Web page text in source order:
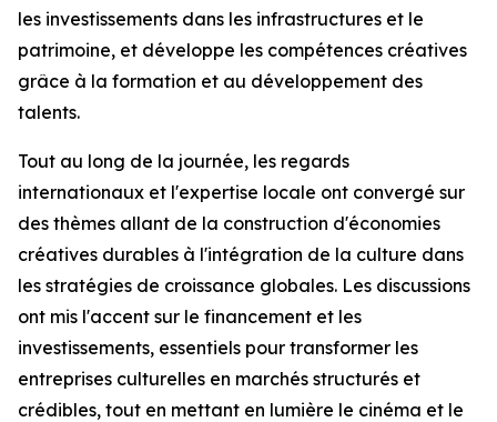
les investissements dans les infrastructures et le
patrimoine, et développe les compétences créatives
grâce à la formation et au développement des
talents.
Tout au long de la journée, les regards
internationaux et l'expertise locale ont convergé sur
des thèmes allant de la construction d'économies
créatives durables à l'intégration de la culture dans
les stratégies de croissance globales. Les discussions
ont mis l'accent sur le financement et les
investissements, essentiels pour transformer les
entreprises culturelles en marchés structurés et
crédibles, tout en mettant en lumière le cinéma et le